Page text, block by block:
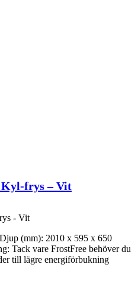
frys – Vit
(mm): 2010 x 595 x 650
Tack vare FrostFree behöver du
till lägre energiförbukning